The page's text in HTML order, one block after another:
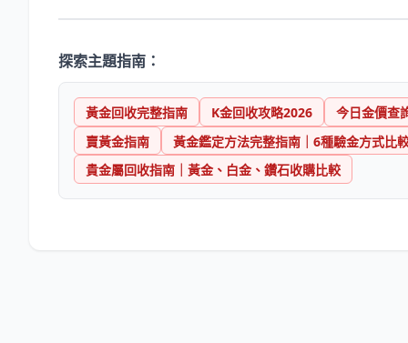
探索主題指南：
黃金回收完整指南 K金回收攻略2026
今日金價查
賣黃金指南
黃金鑑定方法完整指南｜6種驗金方式比
貴金屬回收指南｜黃金、白金、鑽石收購比較